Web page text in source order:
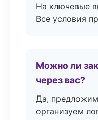
На ключевые
Все условия
Можно ли
через вас?
Да,
организуем